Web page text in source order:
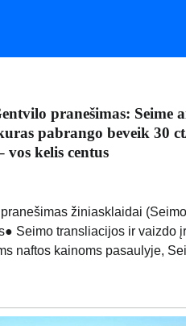
pranešimas: Seime
pabrango beveik 30
vos kelis centus
žiniasklaidai
Seimo transliacijos ir vaizdo
naftos kainoms pasaulyje,